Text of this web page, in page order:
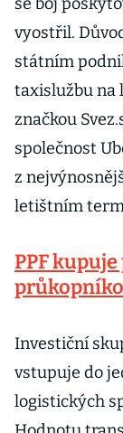
vyostřil.
státním
taxislužbu na
značkou
společnost
z
letištním
PPF
Investiční
vstupuje do
logistických